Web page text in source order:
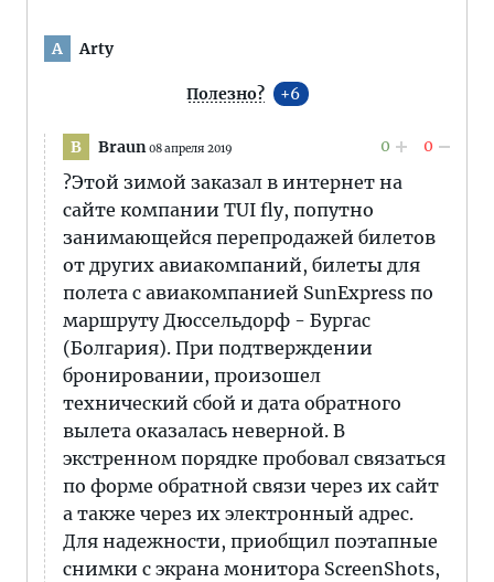
A Arty
Полезно? 6
B Braun 08 апреля 2019 0 0
?Этой зимой заказал в интернет на
сайте компании TUI fly, попутно
занимающейся перепродажей билетов
от других авиакомпаний, билеты для
полета с авиакомпанией SunExpress по
маршруту Дюссельдорф - Бургас
(Болгария). При подтверждении
бронировании, произошел
технический сбой и дата обратного
вылета оказалась неверной. В
экстренном порядке пробовал связаться
по форме обратной связи через их сайт
а также через их электронный адрес.
Для надежности, приобщил поэтапные
снимки с экрана монитора ScreenShots,